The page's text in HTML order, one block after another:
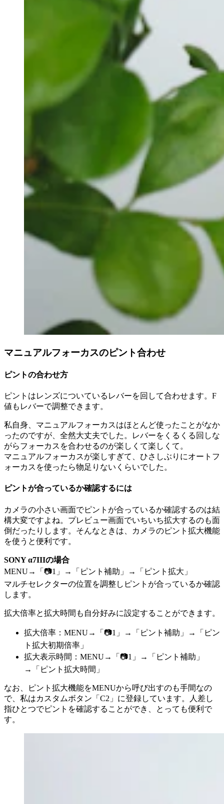
マニュアルフォーカスのピント合わせ
ピントの合わせ方
ピントはレンズについているレバーを回して合わせます。F
値もレバーで調整できます。
私自身、マニュアルフォーカスはほとんど使ったことがなか
ったのですが、全然大丈夫でした。レバーをくるくる回しな
がらフォーカスを合わせるのが楽しくて楽しくて。
マニュアルフォーカスが楽しすぎて、ひさしぶりにオートフ
ォーカスを使ったら物足りないくらいでした。
ピントが合っているか確認するには
カメラの小さい画面でピントが合っているか確認するのは結
構大変ですよね。プレビュー画面でいちいち拡大するのも面
倒だったりします。そんなときは、カメラのピント拡大機能
を使うと便利です。
SONY α7IIIの場合
MENU→「📷1」→「ピント補助」→「ピント拡大」
マルチセレクターの位置を調整しピントが合っているか確認
します。
拡大倍率と拡大時間も自分好みに設定することができます。
拡大倍率：MENU→「📷1」→「ピント補助」→「ピン
ト拡大初期倍率」
拡大表示時間：MENU→「📷1」→「ピント補助」
→「ピント拡大時間」
なお、ピント拡大機能をMENUから呼び出すのも手間なの
で、私はカスタムボタン「C2」に登録しています。人差し
指ひとつでピントを確認することができ、とっても便利で
す。